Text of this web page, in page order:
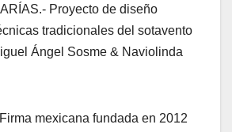
Proyecto de diseño
tradicionales del sotavento
Ángel Sosme & Naviolinda
mexicana fundada en 2012